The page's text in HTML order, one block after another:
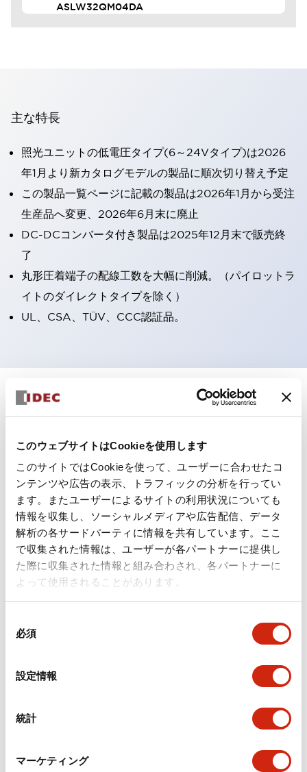
このウェブサイトはCookieを使用します
このサイトではCookieを使って、ユーザーに合わせたコ
ンテンツや広告の表示、トラフィックの分析を行ってい
ます。またユーザーによるサイトの利用状況についても
情報を収集し、ソーシャルメディアや広告配信、データ
解析の各サードパーティに情報を共有しています。ここ
で収集された情報は、ユーザーが各パートナーに提供し
た際に収集された情報と組み合わされ、各パートナーに
よって使用されることがあります。
必須
設定情報
統計
マーケティング
ASLW32QM04DA
主な特長
照光ユニットの低電圧タイプ(6～24Vタイプ)は2026
年1月より新カタログモデルの製品に順次切り替え予定
この製品一覧ページに記載の製品は2026年1月から受注
生産品へ変更、2026年6月末に廃止
DC-DCコンバータ付き製品は2025年12月末で販売終
了
丸形圧着端子の配線工数を大幅に削減。（パイロットラ
イトのダイレクトタイプを除く）
UL、CSA、TÜV、CCC認証品。
仕様 すべて展開+
電気的仕様(照光部定格)
環境仕様
機能仕様
機械的仕様